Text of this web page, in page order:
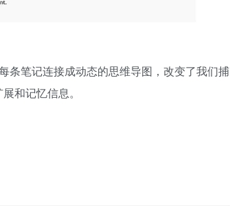
条笔记连接成动态的思维导图，改变了我们捕
和记忆信息。